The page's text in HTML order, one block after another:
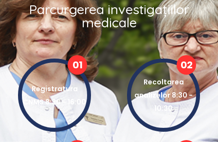
Parcurgerea investigațiilor
medicale
01
Registratura
CNMS 8:30 - 16:00
02
Recoltarea
analizelor 8:30 -
10:30